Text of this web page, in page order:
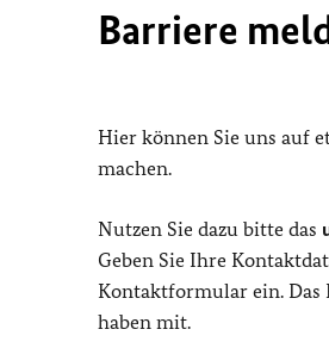
Barriere
Hier können Sie uns auf
machen.
Nutzen Sie dazu bitte das
Geben Sie Ihre
Kontaktformular ein. Das
haben mit.